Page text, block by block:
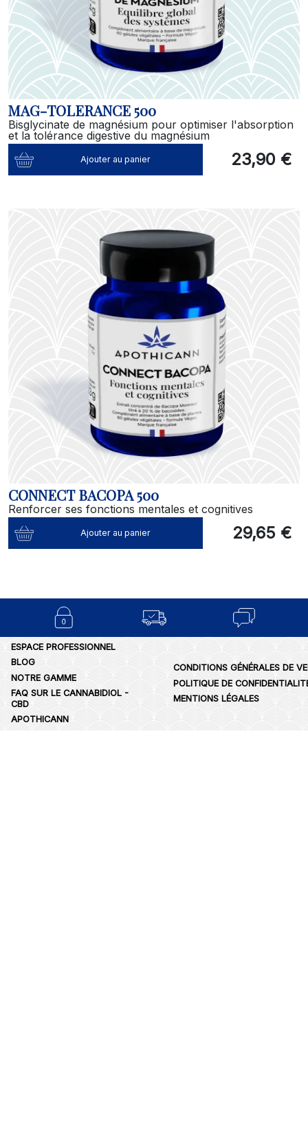
MAG-TOLERANCE 500
Bisglycinate de magnésium pour optimiser l'absorption
et la tolérance digestive du magnésium
Ajouter au panier 23,90 €
CONNECT BACOPA 500
Renforcer ses fonctions mentales et cognitives
Ajouter au panier 29,65 €
ESPACE PROFESSIONNEL
BLOG
NOTRE GAMME
FAQ SUR LE CANNABIDIOL -
CBD
APOTHICANN
CONDITIONS GÉNÉRALES DE
POLITIQUE DE
MENTIONS LÉGALES